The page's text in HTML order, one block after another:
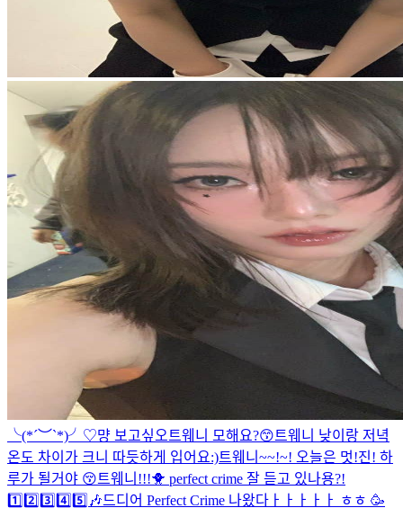
╰(*´︶`*)╯♡먕 보고싶오 트웨니 모해요?😙트웨니 낮이랑 저녁
온도 차이가 크니 따듯하게 입어요:)트웨니~~!~! 오늘은 멋!진! 하
루가 될거야 😚트웨니!!!🐥 perfect crime 잘 듣고 있나용?!
1️⃣2️⃣3️⃣4️⃣5️⃣🎶드디어 Perfect Crime 나왔다ㅏㅏㅏㅏㅏ ㅎㅎ 🥳